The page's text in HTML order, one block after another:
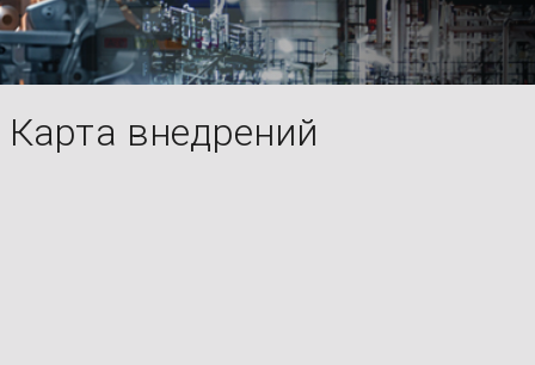
Карта внедрений